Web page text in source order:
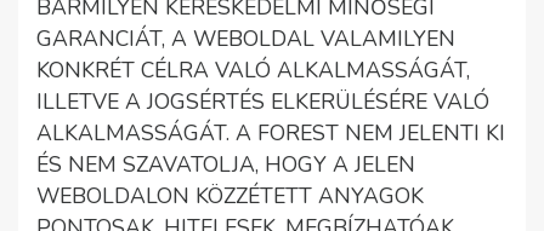
BÁRMILYEN KERESKEDELMI MINŐSÉGI
GARANCIÁT, A WEBOLDAL VALAMILYEN
KONKRÉT CÉLRA VALÓ ALKALMASSÁGÁT,
ILLETVE A JOGSÉRTÉS ELKERÜLÉSÉRE VALÓ
ALKALMASSÁGÁT. A FOREST NEM JELENTI KI
ÉS NEM SZAVATOLJA, HOGY A JELEN
WEBOLDALON KÖZZÉTETT ANYAGOK